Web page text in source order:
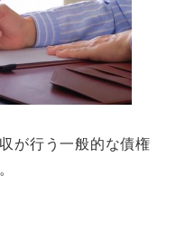
が行う一般的な債権